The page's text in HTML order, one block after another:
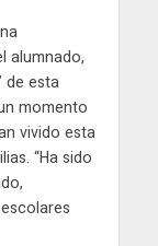
alumnado,
de esta
momento
vivido esta
“Ha sido